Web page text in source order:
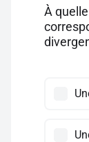
À